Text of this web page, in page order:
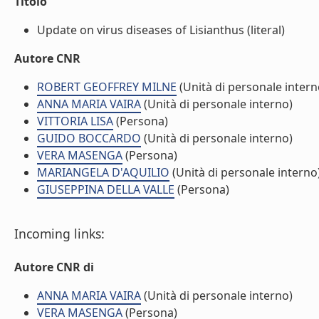
Update on virus diseases of Lisianthus (literal)
Autore CNR
ROBERT GEOFFREY MILNE (Unità di personale
ANNA MARIA VAIRA(Unità di personale interno)
VITTORIA LISA(Persona)
GUIDO BOCCARDO (Unità di personale interno)
VERA MASENGA(Persona)
MARIANGELA D'AQUILIO (Unità di personale
GIUSEPPINA DELLA VALLE (Persona)
Incoming links:
Autore CNR di
ANNA MARIA VAIRA(Unità di personale interno)
VERA MASENGA(Persona)